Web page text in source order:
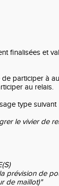
finalisées et
participer à
au relais.
type suivant
le vivier de
prévision de
de maillot)"